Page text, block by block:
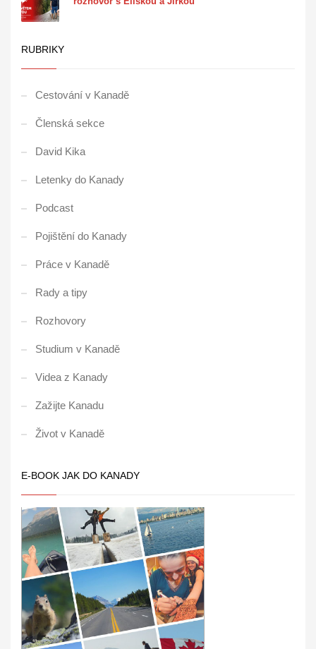
RUBRIKY
Cestování v Kanadě
Členská sekce
David Kika
Letenky do Kanady
Podcast
Pojištění do Kanady
Práce v Kanadě
Rady a tipy
Rozhovory
Studium v Kanadě
Videa z Kanady
Zažijte Kanadu
Život v Kanadě
E-BOOK JAK DO KANADY